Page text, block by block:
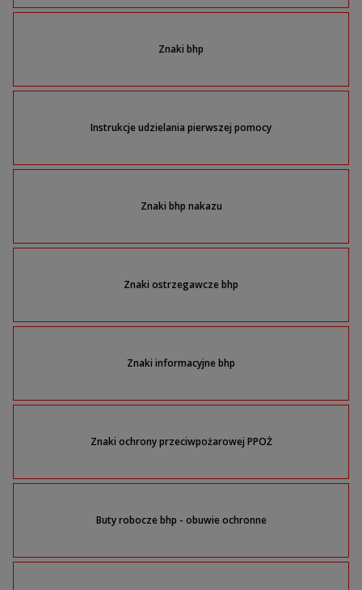
Znaki bhp
Instrukcje udzielania pierwszej pomocy
Znaki bhp nakazu
Znaki ostrzegawcze bhp
Znaki informacyjne bhp
Znaki ochrony przeciwpożarowej PPOŻ
Buty robocze bhp - obuwie ochronne